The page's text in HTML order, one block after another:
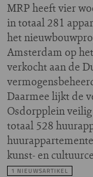
MRP heeft vier
in totaal 281
het
Amsterdam op
verkocht aan de
Daarmee lijkt de
Osdorpplein
totaal 528
kunst- en
1 NIEUWSARTIKEL